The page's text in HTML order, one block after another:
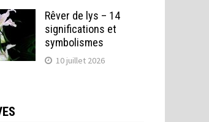
Rêver de lys – 14
significations et
symbolismes
10 juillet 2026